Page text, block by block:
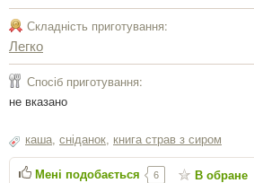
Складність приготування:
Легко
Спосіб приготування:
не вказано
каша сніданок книга страв з сиром
Мені подобається 6 В обране